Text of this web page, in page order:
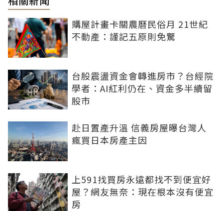
購屋計畫卡關農曆民俗月 21世紀
不動產：謹記五原則免驚
台股震盪資金會轉進房市？台經院
學者：AI紅利仍在、資金多半續留
股市
赴日置產升溫 信義房屋曝台灣人
瘋買日本房產主因
上591找買房永遠都找不到便宜好
屋？網友無奈：現在根本沒有便宜
房